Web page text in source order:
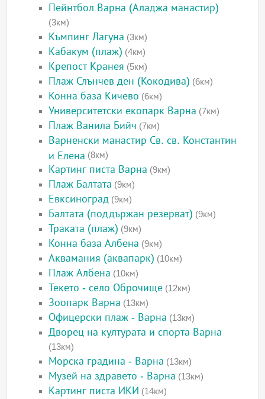
Пейнтбол Варна (Аладжа манастир)
(3км)
Къмпинг Лагуна (3км)
Кабакум (плаж) (4км)
Крепост Кранея (5км)
Плаж Слънчев ден (Кокодива) (6км)
Конна база Кичево (6км)
Университетски екопарк Варна (7км)
Плаж Ванила Бийч (7км)
Варненски манастир Св. св. Константин
и Елена (8км)
Картинг писта Варна (9км)
Плаж Балтата (9км)
Евксиноград (9км)
Балтата (поддържан резерват) (9км)
Траката (плаж) (9км)
Конна база Албена (9км)
Аквамания (аквапарк) (10км)
Плаж Албена (10км)
Текето - село Оброчище (12км)
Зоопарк Варна (13км)
Офицерски плаж - Варна (13км)
Дворец на културата и спорта Варна
(13км)
Морска градина - Варна (13км)
Музей на здравето - Варна (13км)
Картинг писта ИКИ (14км)